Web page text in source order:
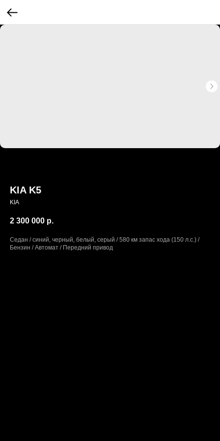
KIA K5
KIA
2 300 000 р.
Седан / синий, черный, белый, серый / 580 км запас хода (150 л.с.) /
Бензин / Автомат / Передний привод